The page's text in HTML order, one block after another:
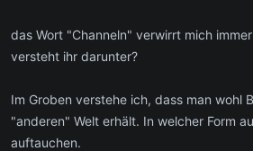
das Wort "Channeln" verwirrt mich
versteht ihr darunter?
Im Groben verstehe ich, dass man wohl
"anderen" Welt erhält. In welcher Form
auftauchen.